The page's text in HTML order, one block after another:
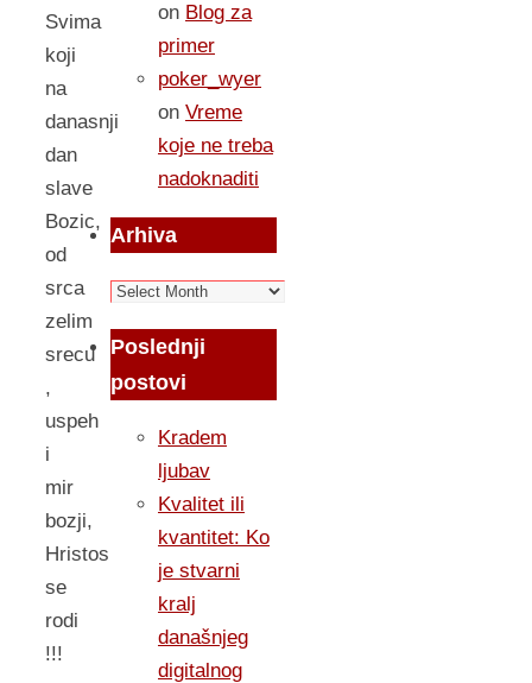
Svima
koji
na
danasnji
dan
slave
Bozic,
od
srca
zelim
srecu
,
uspeh
i
mir
bozji,
Hristos
se
rodi
!!!
on Blog za
primer
poker_wyer
on Vreme
koje ne treba
nadoknaditi
Arhiva
Arhiva
Poslednji
postovi
Kradem
ljubav
Kvalitet ili
kvantitet: Ko
je stvarni
kralj
današnjeg
digitalnog